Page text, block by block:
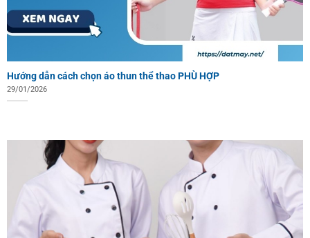
Hướng dẫn cách chọn áo thun thể thao PHÙ HỢP
29/01/2026